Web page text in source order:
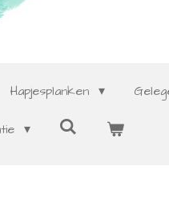
Hapjesplanken